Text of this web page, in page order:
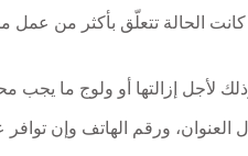
الحالة تتعلّق بأكثر من عمل
إزالتها أو ولوج ما يجب
ورقم الهاتف وإن توافر